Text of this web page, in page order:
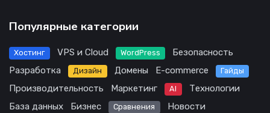
Популярные категории
Хостинг VPS и Cloud WordPress
Безопасность
Разработка
Дизайн Домены E-commerce Гайды
Производительность Маркетинг AI
Технологии
База данных
Бизнес Сравнения
Новости